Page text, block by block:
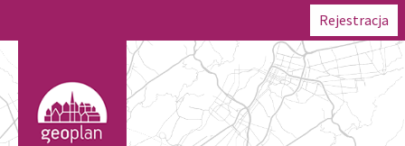
Rejestracja